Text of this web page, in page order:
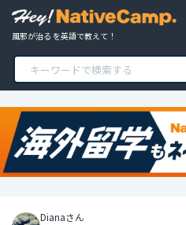
風邪が治る を英語で教えて！
Dianaさん